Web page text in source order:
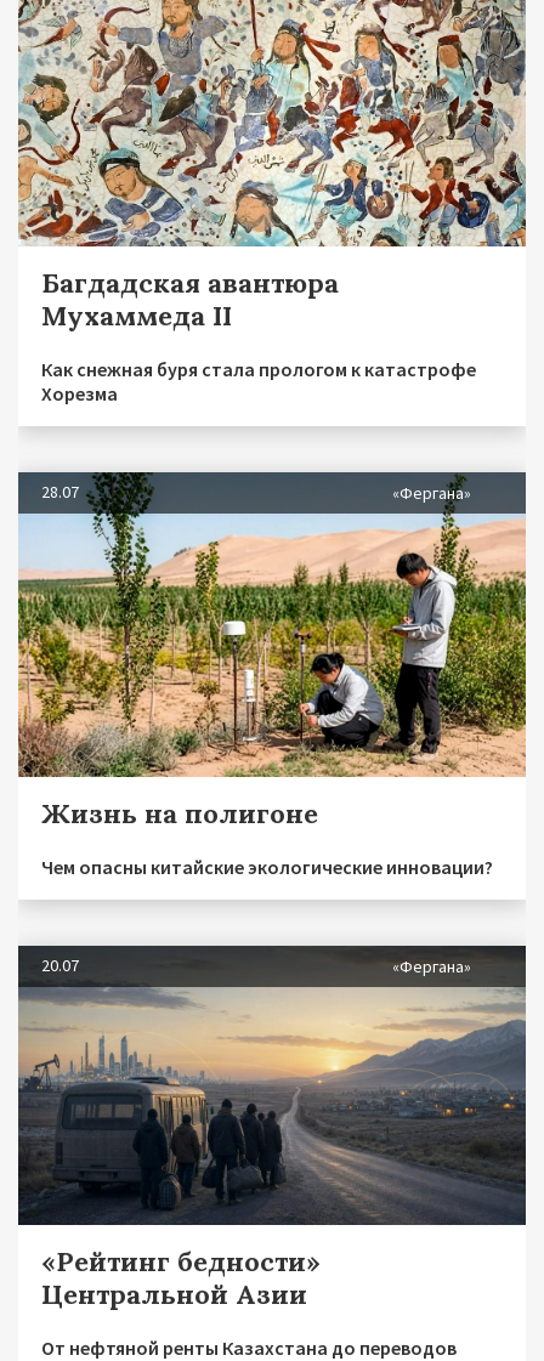
Багдадская авантюра
Мухаммеда II
Как снежная буря стала прологом к катастрофе
Хорезма
28.07 «Фергана»
Жизнь на полигоне
Чем опасны китайские экологические инновации?
20.07 «Фергана»
«Рейтинг бедности»
Центральной Азии
От нефтяной ренты Казахстана до переводов